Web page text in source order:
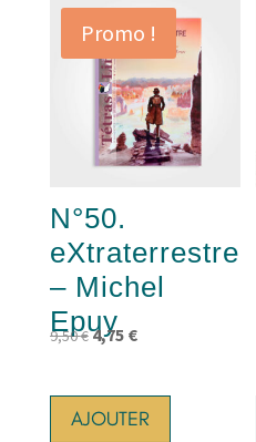
Promo !
N°50.
eXtraterrestre
– Michel
Epuy
9,50€Le
initial
était :
4,75 €Le
actuel
est :
AJOUTER